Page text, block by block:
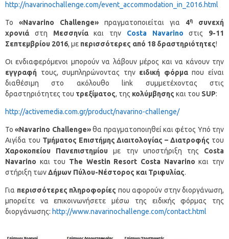
http://navarinochallenge.com/event_accommodation_in_2016.html
Το «Navarino Challenge» πραγματοποιείται για 4η
συνεχή
χρονιά στη Μεσσηνίακαι την Costa Navarino στις 9-11
Σεπτεμβρίου 2016, με περισσότερες από 18 δραστηριότητες!
Οι ενδιαφερόμενοι μπορούν να λάβουν μέρος και να κάνουν την
εγγραφή τους, συμπληρώνοντας την ειδική φόρμαπου είναι
διαθέσιμη στο ακόλουθο link συμμετέχοντας στις
δραστηριότητες του τρεξίματος, της κολύμβησης και του SUP:
http://activemedia.com.gr/product/navarino-challenge/
Το«Navarino Challenge»θα πραγματοποιηθεί και φέτος Yπό την
Aιγίδα του Τμήματος Επιστήμης Διαιτολογίας – Διατροφής του
Χαροκοπείου Πανεπιστημίου με την υποστήριξη της Costa
Navarino και του The Westin Resort Costa Navarino και την
στήριξη τωνΔήμων Πύλου-Νέστορος και Τριφυλίας.
Για περισσότερες πληροφορίες που αφορούν στην διοργάνωση,
μπορείτε να επικοινωνήσετε μέσω της ειδικής φόρμας της
διοργάνωσης: http://www.navarinochallenge.com/contact.html